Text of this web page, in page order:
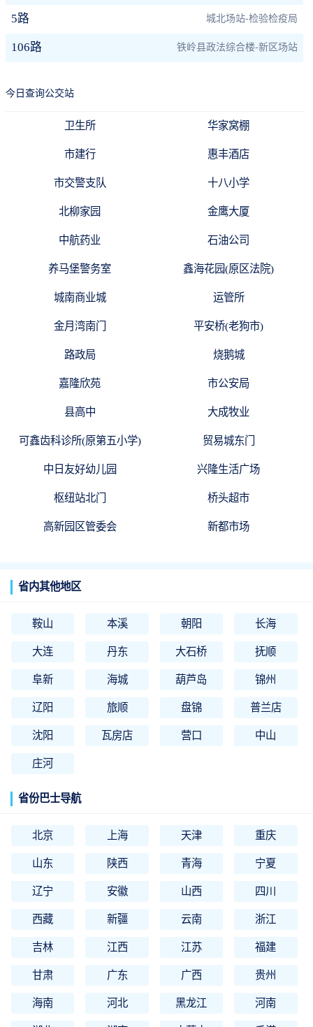
5路 城北场站-检验检疫局
106路 铁岭县政法综合楼-新区场站
今日查询公交站
卫生所 华家窝棚
市建行 惠丰酒店
市交警支队 十八小学
北柳家园 金鹰大厦
中航药业 石油公司
养马堡警务室 鑫海花园(原区法院)
城南商业城 运管所
金月湾南门 平安桥(老狗市)
路政局 烧鹅城
嘉隆欣苑 市公安局
县高中 大成牧业
可鑫齿科诊所(原第五小学) 贸易城东门
中日友好幼儿园 兴隆生活广场
枢纽站北门 桥头超市
高新园区管委会 新都市场
省内其他地区
鞍山 本溪 朝阳 长海
大连 丹东 大石桥 抚顺
阜新 海城 葫芦岛 锦州
辽阳 旅顺 盘锦 普兰店
沈阳 瓦房店 营口 中山
庄河
省份巴士导航
北京 上海 天津 重庆
山东 陕西 青海 宁夏
辽宁 安徽 山西 四川
西藏 新疆 云南 浙江
吉林 江西 江苏 福建
甘肃 广东 广西 贵州
海南 河北 黑龙江 河南